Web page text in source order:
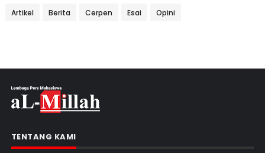
Artikel Berita Cerpen Esai Opini
TENTANG KAMI